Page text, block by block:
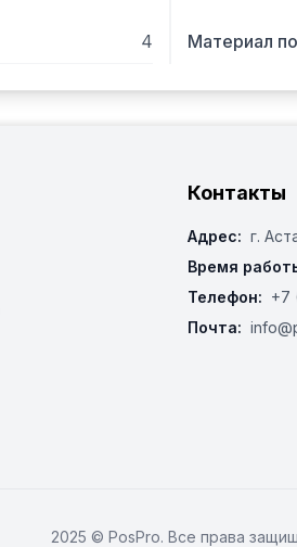
4 Материал
Контакты
Адрес: г.
Время
Телефон: +7
Почта:
2025 © PosPro. Все права